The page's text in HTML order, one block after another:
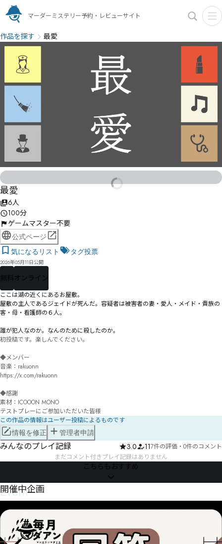
マーダーミステリー予約・レビューサイト
作品を探す 最愛
最愛
6人
100分
ゲームマスター不要
公式ページ
気になるリスト
タグ投票
2026年05月11日公開
無料 オンライン
ここは湖の近くにあるお屋敷。
屋敷の主人であるジェイドが死んだ。容疑者は被害者の妻・愛人・メイド・貴族の
客・母・看護師の６人。
誰が犯人なのか。なんのために殺したのか。
初投稿です。楽しんでください。
◆メンバー
音楽：rakuonn
https://x.com/rakuonn
◆感謝
素材：ICOOON MONO
この作品の情報はユーザー投稿によるものです
情報を修正 管理者申請
みんなのプレイ記録 3.0 117件の評価 ・ 0件のコメント
まだコメント付きプレイ記録はありません
こちらもおすすめ
Event
開催中企画